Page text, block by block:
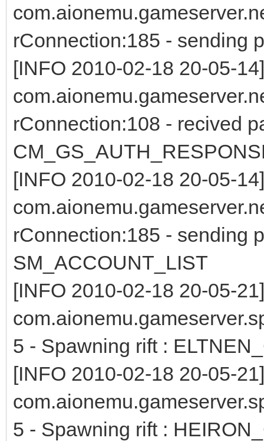
rConnection:185 - sending
[INFO 2010-02-18 20-05-14]
rConnection:108 - recived
[INFO 2010-02-18 20-05-14]
rConnection:185 - sending
SM_ACCOUNT_LIST
[INFO 2010-02-18 20-05-21]
5 - Spawning rift :
[INFO 2010-02-18 20-05-21]
5 - Spawning rift :